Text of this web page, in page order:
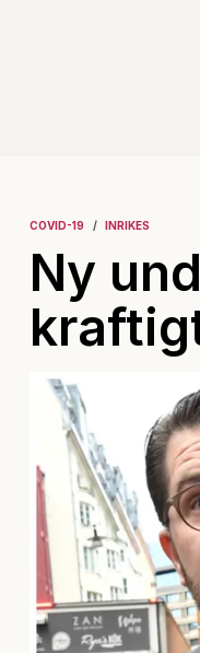
COVID-19 INRIKES
Ny